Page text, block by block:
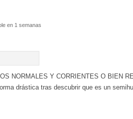
en 1 semanas
NORMALES Y CORRIENTES O BIEN
drástica tras descubrir que es un